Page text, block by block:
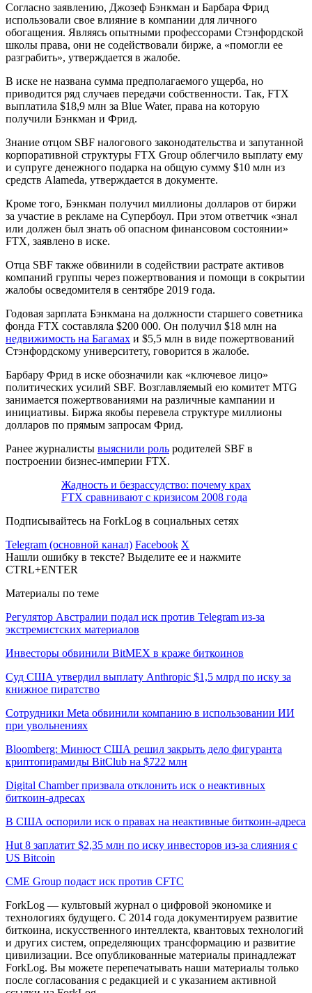
Согласно заявлению, Джозеф Бэнкман и Барбара Фрид
использовали свое влияние в компании для личного
обогащения. Являясь опытными профессорами Стэнфордской
школы права, они не содействовали бирже, а «помогли ее
разграбить», утверждается в жалобе.
В иске не названа сумма предполагаемого ущерба, но
приводится ряд случаев передачи собственности. Так, FTX
выплатила $18,9 млн за Blue Water, права на которую
получили Бэнкман и Фрид.
Знание отцом SBF налогового законодательства и запутанной
корпоративной структуры FTX Group облегчило выплату ему
и супруге денежного подарка на общую сумму $10 млн из
средств Alameda, утверждается в документе.
Кроме того, Бэнкман получил миллионы долларов от биржи
за участие в рекламе на Супербоул. При этом ответчик «знал
или должен был знать об опасном финансовом состоянии»
FTX, заявлено в иске.
Отца SBF также обвинили в содействии растрате активов
компаний группы через пожертвования и помощи в сокрытии
жалобы осведомителя в сентябре 2019 года.
Годовая зарплата Бэнкмана на должности старшего советника
фонда FTX составляла $200 000. Он получил $18 млн на
недвижимость на Багамах и $5,5 млн в виде пожертвований
Стэнфордскому университету, говорится в жалобе.
Барбару Фрид в иске обозначили как «ключевое лицо»
политических усилий SBF. Возглавляемый ею комитет MTG
занимается пожертвованиями на различные кампании и
инициативы. Биржа якобы перевела структуре миллионы
долларов по прямым запросам Фрид.
Ранее журналисты выяснили роль родителей SBF в
построении бизнес-империи FTX.
Жадность и безрассудство: почему крах
FTX сравнивают с кризисом 2008 года
Подписывайтесь на ForkLog в социальных сетях
Telegram (основной канал) Facebook X
Нашли ошибку в тексте? Выделите ее и нажмите
CTRL+ENTER
Материалы по теме
Регулятор Австралии подал иск против Telegram из-за
экстремистских материалов
Инвесторы обвинили BitMEX в краже биткоинов
Суд США утвердил выплату Anthropic $1,5 млрд по иску за
книжное пиратство
Сотрудники Meta обвинили компанию в использовании ИИ
при увольнениях
Bloomberg: Минюст США решил закрыть дело фигуранта
криптопирамиды BitClub на $722 млн
Digital Chamber призвала отклонить иск о неактивных
биткоин-адресах
В США оспорили иск о правах на неактивные биткоин-адреса
Hut 8 заплатит $2,35 млн по иску инвесторов из-за слияния с
US Bitcoin
CME Group подаст иск против CFTC
ForkLog — культовый журнал о цифровой экономике и
технологиях будущего. С 2014 года документируем развитие
биткоина, искусственного интеллекта, квантовых технологий
и других систем, определяющих трансформацию и развитие
цивилизации. Все опубликованные материалы принадлежат
ForkLog. Вы можете перепечатывать наши материалы только
после согласования с редакцией и с указанием активной